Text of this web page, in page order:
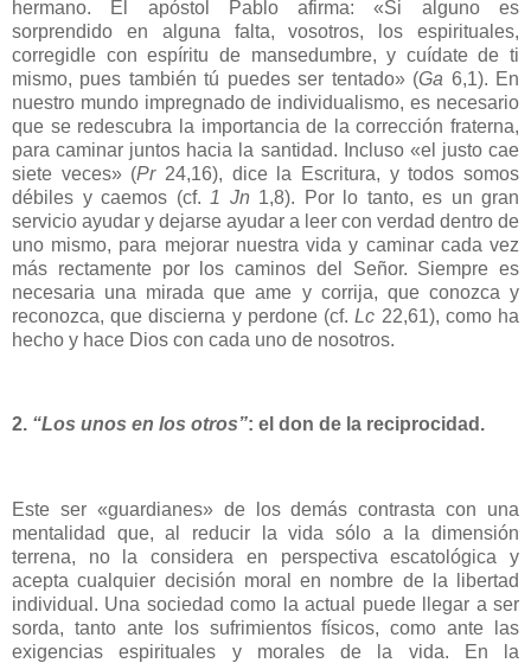
hermano. El apóstol Pablo afirma: «Si alguno es
sorprendido en alguna falta, vosotros, los espirituales,
corregidle con espíritu de mansedumbre, y cuídate de ti
mismo, pues también tú puedes ser tentado» (Ga 6,1). En
nuestro mundo impregnado de individualismo, es necesario
que se redescubra la importancia de la corrección fraterna,
para caminar juntos hacia la santidad. Incluso «el justo cae
siete veces» (Pr24,16), dice la Escritura, y todos somos
débiles y caemos (cf. 1 Jn 1,8). Por lo tanto, es un gran
servicio ayudar y dejarse ayudar a leer con verdad dentro de
uno mismo, para mejorar nuestra vida y caminar cada vez
más rectamente por los caminos del Señor. Siempre es
necesaria una mirada que ame y corrija, que conozca y
reconozca, que discierna y perdone (cf.Lc 22,61), como ha
hecho y hace Dios con cada uno de nosotros.
2. “Los unos en los otros”: el don de la reciprocidad.
Este ser «guardianes» de los demás contrasta con una
mentalidad que, al reducir la vida sólo a la dimensión
terrena, no la considera en perspectiva escatológica y
acepta cualquier decisión moral en nombre de la libertad
individual. Una sociedad como la actual puede llegar a ser
sorda, tanto ante los sufrimientos físicos, como ante las
exigencias espirituales y morales de la vida. En la